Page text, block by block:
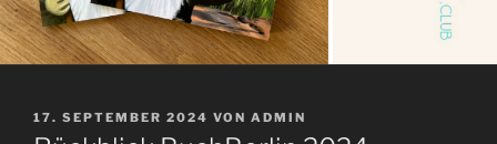
VERÖFFENTLICHT
AM
17. SEPTEMBER 2024 VON ADMIN